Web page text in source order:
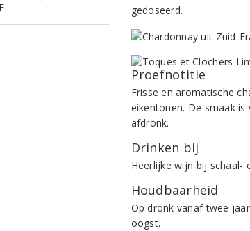
gedoseerd.
Proefnotitie
Frisse en aromatische
eikentonen. De smaak
afdronk.
Drinken bij
Heerlijke wijn bij schaal-
Houdbaarheid
Op dronk vanaf twee
oogst.